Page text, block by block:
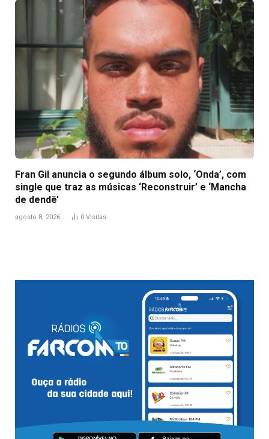
Fran Gil anuncia o segundo álbum solo, ‘Onda’, com
single que traz as músicas ‘Reconstruir’ e ‘Mancha
de dendê’
agosto 8, 2026 0 Visitas